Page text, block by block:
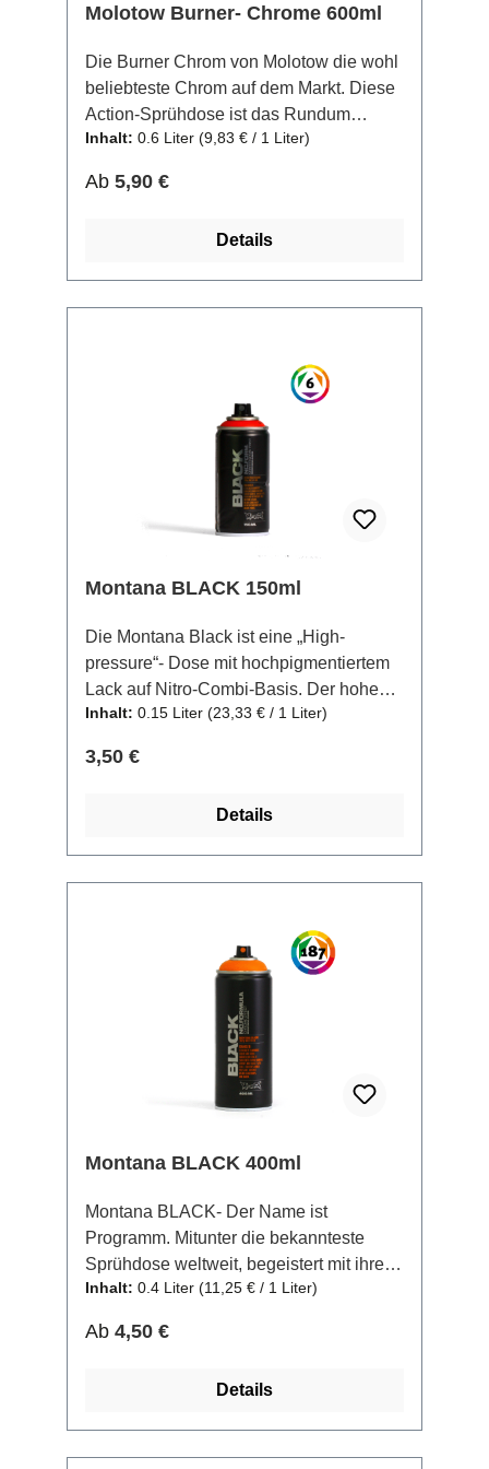
Molotow Burner- Chrome 600ml
Die Burner Chrom von Molotow die wohl
beliebteste Chrom auf dem Markt. Diese
Action-Sprühdose ist das Rundum
Action- Paket: Dank einer hohen
kurzer Zeit decken. Die Vermischung der
wodurch die Burner sehr leise ist. Auch
der BURNER Reihe sind Gold, Kupfer
und die passende Schwarz.
Inhalt: 0.6 Liter (9,83 € / 1 Liter)
Regulärer Preis:
Ab 5,90 €
Details
Montana BLACK 150ml
Die Montana Black ist eine „High-
pressure“- Dose mit hochpigmentiertem
Lack auf Nitro-Combi-Basis. Der hohe
Druck in Kombination mit dem High-
schnelles und dennoch
Montana BLACK 150ml bietet ein
so ideal für großflächiges und schnelles
Arbeiten. Die hohe Pigmentierung des
Lackes garantiert hohe Deckkraft sowie
Langlebigkeit auf allen Oberflächen.
Durch den hohen Druck ist die Dose
nicht wetteranfällig und kann sogar bei
extremer Kälte im Außenbereich benutzt
Inhalt: 0.15 Liter (23,33 € / 1 Liter)
Regulärer Preis:
3,50 €
Details
Montana BLACK 400ml
Montana BLACK- Der Name ist
Programm. Mitunter die bekannteste
Sprühdose weltweit, begeistert mit ihrem
hochpigmentiertem und extrem
sowie einem breiten Farbspektrum von
Farben. Die 400ml "High- pressure"-
Inhalt: 0.4 Liter (11,25 € / 1 Liter)
Regulärer Preis:
Ab 4,50 €
Details